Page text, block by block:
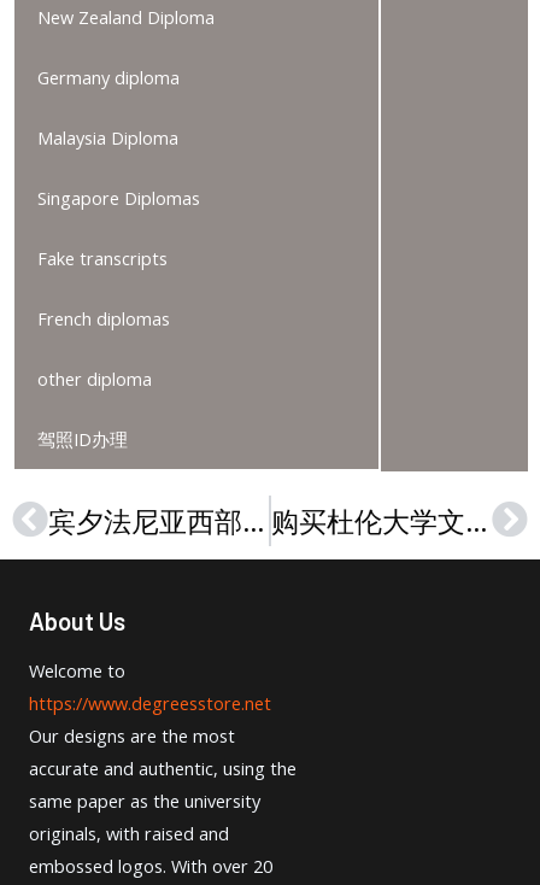
New Zealand Diploma
Germany diploma
Malaysia Diploma
Singapore Diplomas
Fake transcripts
French diplomas
other diploma
驾照ID办理
Prev 宾夕法尼亚西部大学文凭定制，How to get a Pennsylvania Western University diploma 购买杜伦大学文凭，How to get a University of Durham degree?
About Us
Welcome to
https://www.degreesstore.net
Our designs are the most
accurate and authentic, using the
same paper as the university
originals, with raised and
embossed logos. With over 20